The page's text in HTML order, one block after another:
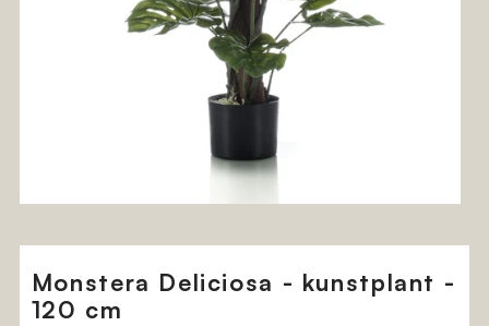
Monstera Deliciosa - kunstplant -
120 cm